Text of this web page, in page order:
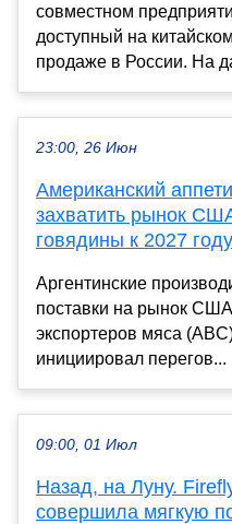
совместном
доступный на
продаже в России. На
23:00, 26 Июн
Американский
захватить рынок
говядины к 2027 году
Аргентинские
поставки на рынок
экспортеров мяса
инициировал перегов...
09:00, 01 Июл
Назад, на Луну.
совершила мягкую